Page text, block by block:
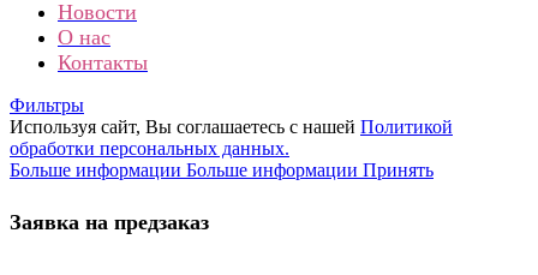
Новости
О нас
Контакты
Фильтры
Используя сайт, Вы соглашаетесь с нашей Политикой
обработки персональных данных.
Больше информации Больше информации Принять
Заявка на предзаказ